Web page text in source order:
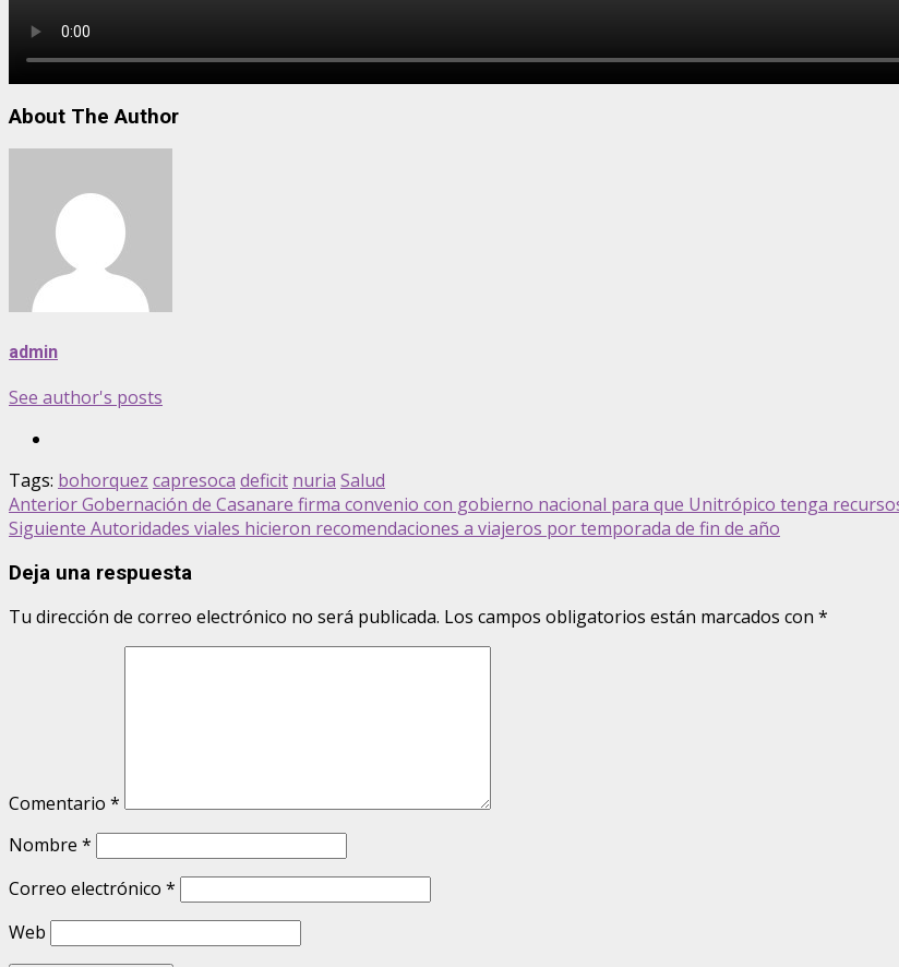
About The Author
admin
See author's posts
Tags: bohorquez capresoca deficit nuria Salud
Post
navigation
AnteriorGobernación de Casanare firma convenio con gobierno nacional para que Unitrópico tenga
Siguiente Autoridades viales hicieron recomendaciones a viajeros por temporada de fin de año
Deja una respuesta
Tu dirección de correo electrónico no será publicada. Los campos obligatorios están marcados con *
Comentario *
Nombre *
Correo electrónico *
Web